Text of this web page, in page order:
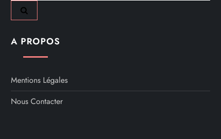
A PROPOS
Mentions Légales
Nous Contacter